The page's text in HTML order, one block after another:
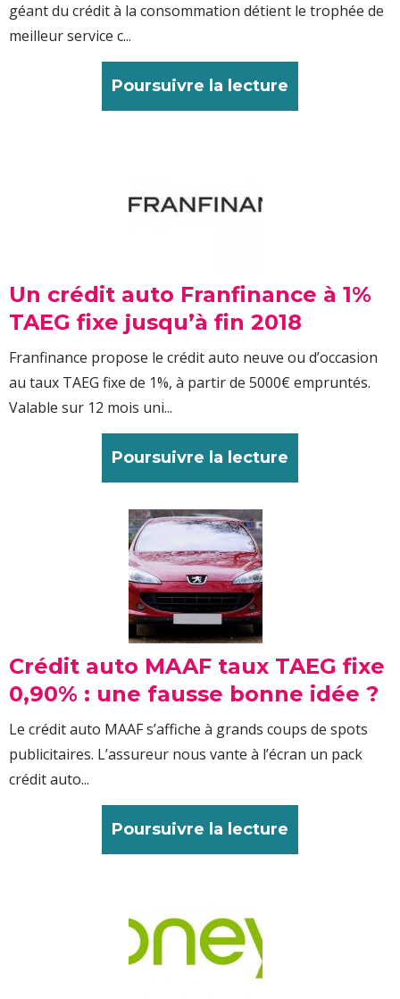
géant du crédit à la consommation détient le trophée de
meilleur service c...
Poursuivre la lecture
Un crédit auto Franfinance à 1%
TAEG fixe jusqu’à fin 2018
Franfinance propose le crédit auto neuve ou d’occasion
au taux TAEG fixe de 1%, à partir de 5000€ empruntés.
Valable sur 12 mois uni...
Poursuivre la lecture
Crédit auto MAAF taux TAEG fixe
0,90% : une fausse bonne idée ?
Le crédit auto MAAF s’affiche à grands coups de spots
publicitaires. L’assureur nous vante à l’écran un pack
crédit auto...
Poursuivre la lecture